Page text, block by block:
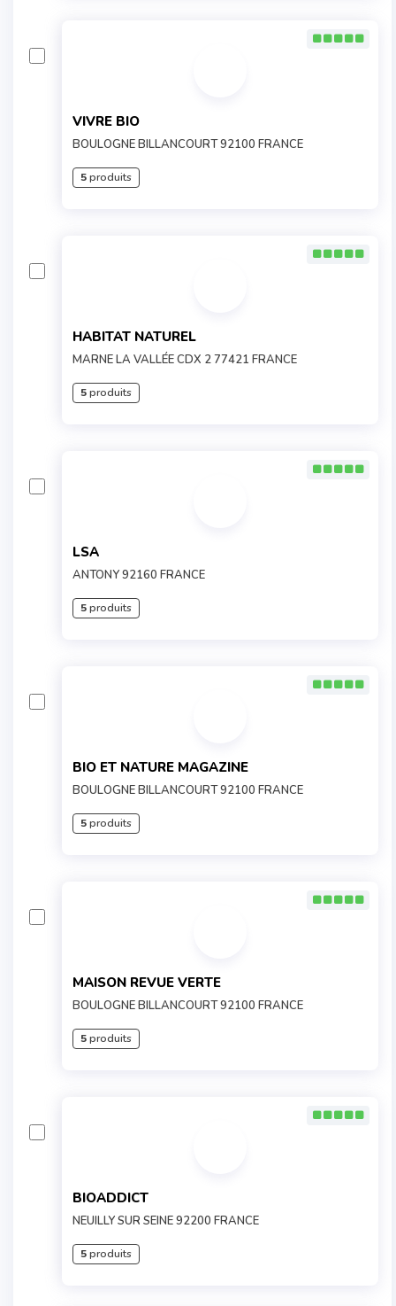
VIVRE BIO
BOULOGNE BILLANCOURT 92100 FRANCE
5produits
HABITAT NATUREL
MARNE LA VALLÉE CDX 2 77421 FRANCE
5produits
LSA
ANTONY 92160 FRANCE
5produits
BIO ET NATURE MAGAZINE
BOULOGNE BILLANCOURT 92100 FRANCE
5produits
MAISON REVUE VERTE
BOULOGNE BILLANCOURT 92100 FRANCE
5produits
BIOADDICT
NEUILLY SUR SEINE 92200 FRANCE
5produits